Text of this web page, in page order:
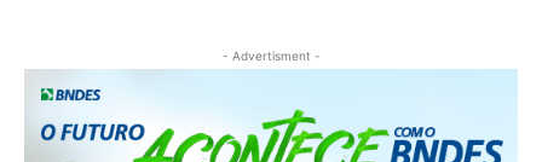
- Advertisment -